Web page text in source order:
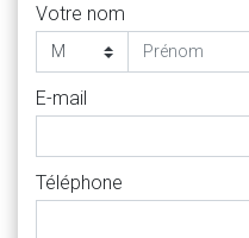
Votre nom
E-mail
Téléphone